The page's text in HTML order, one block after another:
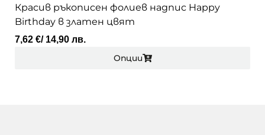
Красив ръкописен фолиев надпис Happy
Birthday в златен цвят
7,62 €/ 14,90 лв.
Опции